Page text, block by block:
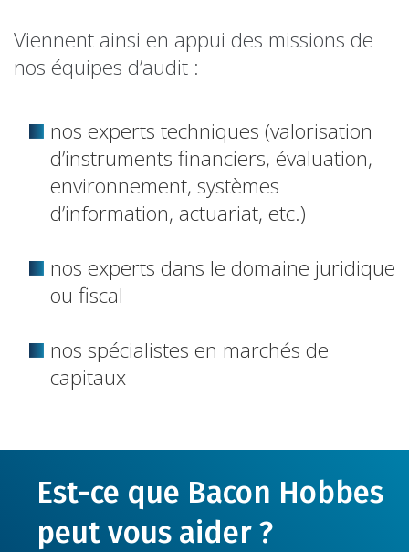
Viennent ainsi en appui des missions de
nos équipes d’audit :
nos experts techniques (valorisation
d’instruments financiers, évaluation,
environnement, systèmes
d’information, actuariat, etc.)
nos experts dans le domaine juridique
ou fiscal
nos spécialistes en marchés de
capitaux
Est-ce que Bacon Hobbes
peut vous aider ?